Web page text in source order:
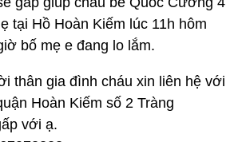
gấp giúp cháu bé Quốc Cường 4